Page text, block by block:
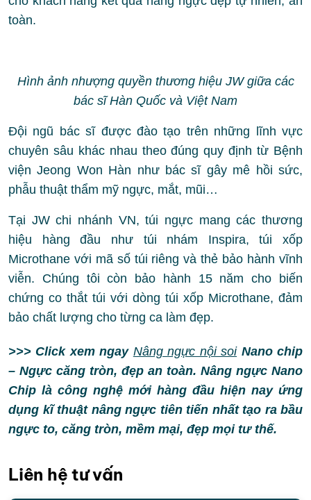
toàn.
Hình ảnh nhượng quyền thương hiệu JW giữa các
bác sĩ Hàn Quốc và Việt Nam
Đội ngũ bác sĩ được đào tạo trên những lĩnh vực
chuyên sâu khác nhau theo đúng quy định từ Bệnh
viện Jeong Won Hàn như bác sĩ gây mê hồi sức,
phẫu thuật thẩm mỹ ngực, mắt, mũi…
Tại JW chi nhánh VN, túi ngực mang các thương
hiệu hàng đầu như túi nhám Inspira, túi xốp
Microthane với mã số túi riêng và thẻ bảo hành vĩnh
viễn. Chúng tôi còn bảo hành 15 năm cho biến
chứng co thắt túi với dòng túi xốp Microthane, đảm
bảo chất lượng cho từng ca làm đẹp.
>>> Click xem ngay Nâng ngực nội soiNano chip
– Ngực căng tròn, đẹp an toàn. Nâng ngực Nano
Chip là công nghệ mới hàng đầu hiện nay ứng
dụng kĩ thuật nâng ngực tiên tiến nhất tạo ra bầu
ngực to, căng tròn, mềm mại, đẹp mọi tư thế.
Liên hệ tư vấn